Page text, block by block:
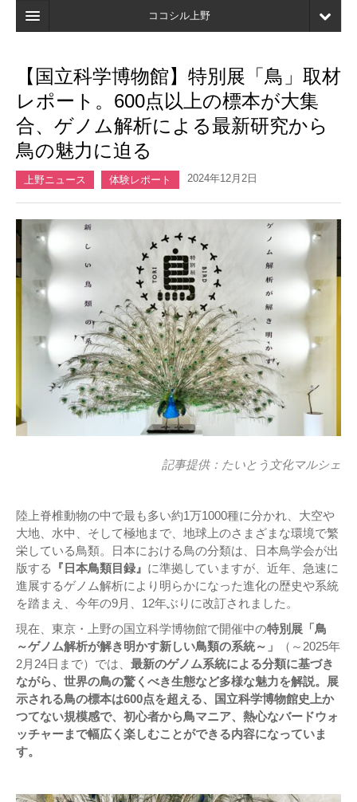
ココシル上野
検索
店舗・施設最新情報
口コミ
マイページ
【国立科学博物館】特別展「鳥」取材
レポート。600点以上の標本が大集
合、ゲノム解析による最新研究から
鳥の魅力に迫る
上野ニュース 体験レポート 2024年12月2日
記事提供： たいとう文化マルシェ
陸上脊椎動物の中で最も多い約1万1000種に分かれ、大空や
大地、水中、そして極地まで、地球上のさまざまな環境で繁
栄している鳥類。日本における鳥の分類は、日本鳥学会が出
版する
『日本鳥類目録』 に準拠していますが、近年、急速に
進展するゲノム解析により明らかになった進化の歴史や系統
を踏まえ、今年の9月、12年ぶりに改訂されました。
現在、東京・上野の国立科学博物館で開催中の特別展「鳥
～ゲノム解析が解き明かす新しい鳥類の系統～」
（～2025年
2月24日まで）では、 最新のゲノム系統による分類に基づき
ながら、世界の鳥の驚くべき生態など多様な魅力を解説。展
示される鳥の標本は600点を超える、国立科学博物館史上か
つてない規模感で、初心者から鳥マニア、熱心なバードウォ
ッチャーまで幅広く楽しむことができる内容になっていま
す。